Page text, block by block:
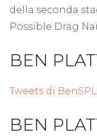
della seconda
Possible Drag
BEN
Tweets di
BEN